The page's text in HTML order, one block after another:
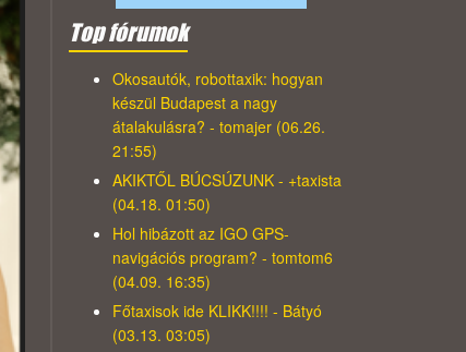
Top fórumok
Okosautók, robottaxik: hogyan
készül Budapest a nagy
átalakulásra? - tomajer (06.26.
21:55)
AKIKTŐL BÚCSÚZUNK - +taxista
(04.18. 01:50)
Hol hibázott az IGO GPS-
navigációs program? - tomtom6
(04.09. 16:35)
Főtaxisok ide KLIKK!!!! - Bátyó
(03.13. 03:05)